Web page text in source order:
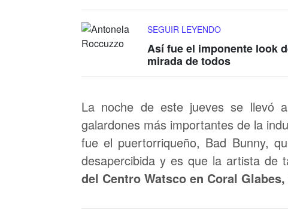
SEGUIR LEYENDO
Así fue el imponente look
mirada de todos
La noche de este jueves se llevó
galardones más importantes de la
fue el puertorriqueño, Bad Bunny,
desapercibida y es que la artista de
del Centro Watsco en Coral